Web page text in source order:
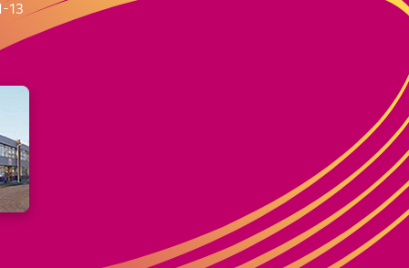
13